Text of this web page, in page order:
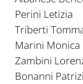
Perini Letizia
Triberti
Marini Monica
Zambini
Bonanni